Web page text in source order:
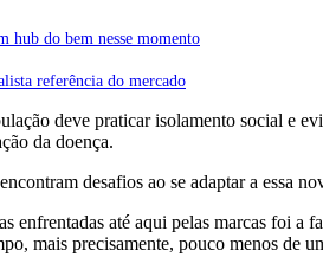
hub do bem nesse momento
referência do mercado
deve praticar isolamento social e
da doença.
desafios ao se adaptar a essa
enfrentadas até aqui pelas marcas foi a
mais precisamente, pouco menos de